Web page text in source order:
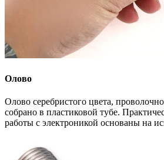
Олово
Олово серебристого цвета,
собрано в пластиковой тубе.
работы с электроникой основаны на